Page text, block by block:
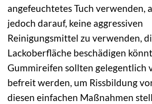
angefeuchtetes Tuch verwenden,
jedoch darauf, keine aggressiven
Reinigungsmittel zu verwenden,
Lackoberfläche beschädigen
Gummireifen sollten gelegentlich
befreit werden, um Rissbildung
diesen einfachen Maßnahmen